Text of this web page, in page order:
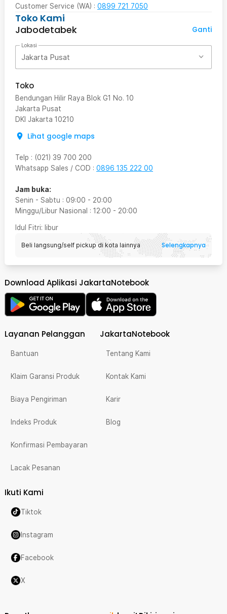
Customer Service (WA) : 0899 721 7050
Toko Kami
Jabodetabek
Ganti
Lokasi
Jakarta Pusat
Toko
Bendungan Hilir Raya Blok G1 No. 10
Jakarta Pusat
DKI Jakarta 10210
Lihat google maps
Telp : (021) 39 700 200
Whatsapp Sales / COD : 0896 135 222 00
Jam buka:
Senin - Sabtu : 09:00 - 20:00
Minggu/Libur Nasional : 12:00 - 20:00
Idul Fitri: libur
Beli langsung/self pickup di kota lainnya Selengkapnya
Download Aplikasi JakartaNotebook
Layanan Pelanggan
Bantuan
Klaim Garansi Produk
Biaya Pengiriman
Indeks Produk
Konfirmasi Pembayaran
Lacak Pesanan
JakartaNotebook
Tentang Kami
Kontak Kami
Karir
Blog
Ikuti Kami
Tiktok
Instagram
Facebook
X